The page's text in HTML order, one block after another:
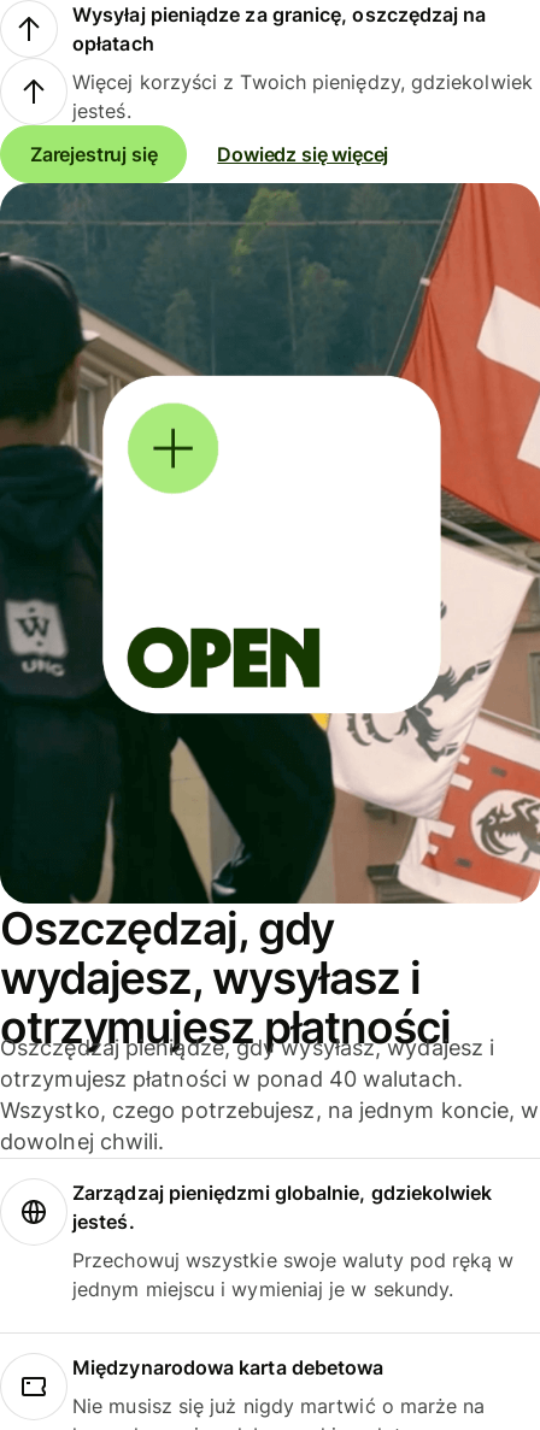
Wysyłaj pieniądze za granicę, oszczędzaj na
opłatach
Więcej korzyści z Twoich pieniędzy, gdziekolwiek
jesteś.
Zarejestruj się
Dowiedz się więcej
Oszczędzaj, gdy
wydajesz, wysyłasz i
otrzymujesz płatności
Oszczędzaj pieniądze, gdy wysyłasz, wydajesz i
otrzymujesz płatności w ponad 40 walutach.
Wszystko, czego potrzebujesz, na jednym koncie, w
dowolnej chwili.
Zarządzaj pieniędzmi globalnie, gdziekolwiek
jesteś.
Przechowuj wszystkie swoje waluty pod ręką w
jednym miejscu i wymieniaj je w sekundy.
Międzynarodowa karta debetowa
Nie musisz się już nigdy martwić o marże na